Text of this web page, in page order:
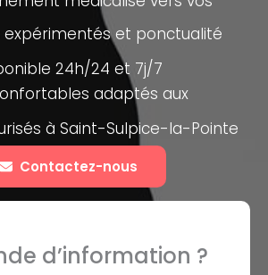
et ponctualité
24h/24 et 7j/7
adaptés aux
à Saint-Sulpice-la-Pointe
Contactez-nous
d’information ?